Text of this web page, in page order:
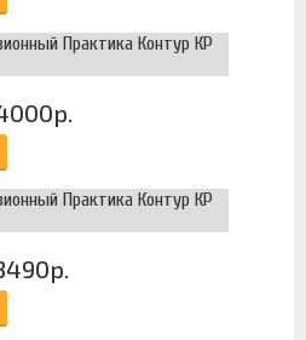
Практика Контур КР
Практика Контур КР